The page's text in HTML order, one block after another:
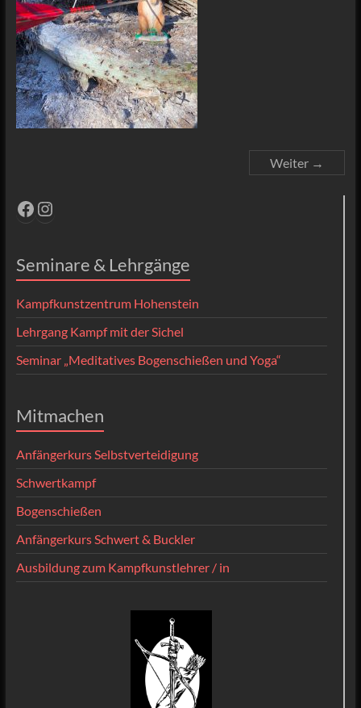
Weiter →
Facebook
Instagram
Seminare & Lehrgänge
Kampfkunstzentrum Hohenstein
Lehrgang Kampf mit der Sichel
Seminar „Meditatives Bogenschießen und Yoga“
Mitmachen
Anfängerkurs Selbstverteidigung
Schwertkampf
Bogenschießen
Anfängerkurs Schwert & Buckler
Ausbildung zum Kampfkunstlehrer / in